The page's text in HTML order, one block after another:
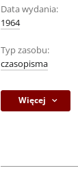
Data wydania:
1964
Typ zasobu:
czasopisma
Więcej